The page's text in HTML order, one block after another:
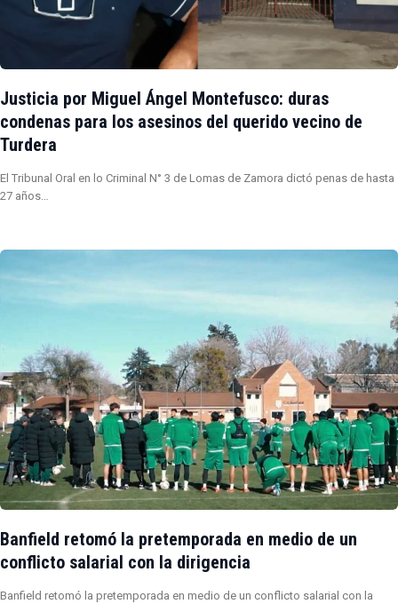
Justicia por Miguel Ángel Montefusco: duras
condenas para los asesinos del querido vecino de
Turdera
El Tribunal Oral en lo Criminal N° 3 de Lomas de Zamora dictó penas de hasta
27 años…
Banfield retomó la pretemporada en medio de un
conflicto salarial con la dirigencia
Banfield retomó la pretemporada en medio de un conflicto salarial con la